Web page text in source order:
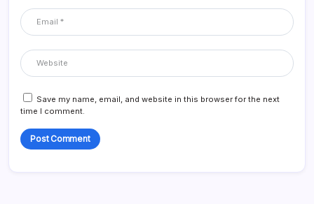
Save my name, email, and website in this browser for the next
time I comment.